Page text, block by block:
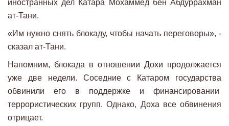
иностранных дел Катара Мохаммед бен Абдуррахман
ат-Тани.
«Им нужно снять блокаду, чтобы начать переговоры», -
сказал ат-Тани.
Напомним, блокада в отношении Дохи продолжается
уже две недели. Соседние с Катаром государства
обвинили его в поддержке и финансировании
террористических групп. Однако, Доха все обвинения
отрицает.